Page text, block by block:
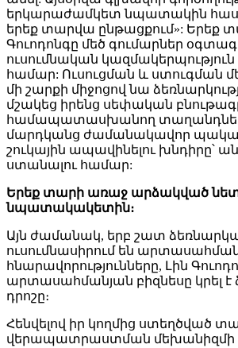
երկարաժամկետ նպատակին
երեք տարվա ընթացքում»: Երեք
Գուոդոնգը մեծ գումարներ
ուսումնական կազմակերպություն
համար: Ուսուցման և ստուգման
մի շարքի միջոցով նա
մշակեց իրենց սեփական
համապատասխանող տաղանդներ
մարդկանց ժամանակավոր
շուկային ապավինելու խնդիրը՝
ստանալու համար:
Երեք տարի առաջ արձակված
նպատակակետին։
Այն ժամանակ, երբ շատ
ուսումնասիրում են արտասահման
հնարավորությունները, Լին
արտասահմանյան բիզնեսը կրել է
դրոշը։
Հենվելով իր կողմից ստեղծված
վերապատրաստման մեխանիզմի